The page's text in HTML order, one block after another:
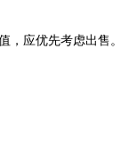
，应优先考虑出售。